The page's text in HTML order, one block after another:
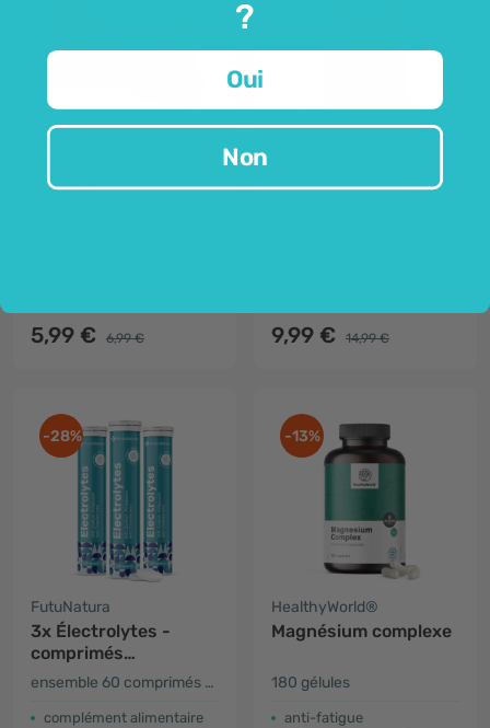
400 mg
5,99 € 6,99 € 9,99 € 14,99 €
-28%
FutuNatura
3x Électrolytes -
comprimés
effervescents
ensemble 60 comprimés effervescents
complément alimentaire
-13%
HealthyWorld®
Magnésium complexe
180 gélules
anti-fatigue
?
Oui
Non